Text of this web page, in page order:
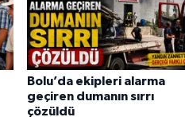
Bolu’da ekipleri alarma
geçiren dumanın sırrı
çözüldü